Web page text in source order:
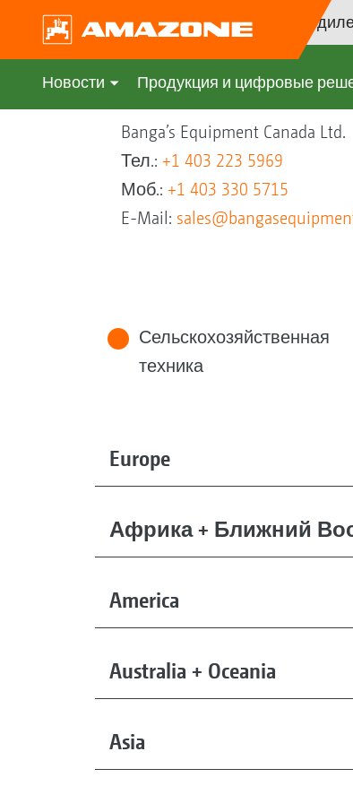
Поиск
Новости Продукция и цифровые
Banga’s Equipment Canada Ltd.
Тел.: +1 403 223 5969
Моб.: +1 403 330 5715
E-Mail:
Сельскохозяйственная
техника
Europe
Африка + Ближний
America
Australia + Oceania
Asia